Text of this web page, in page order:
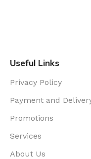
Useful Links
Privacy Policy
Payment and
Promotions
Services
About Us